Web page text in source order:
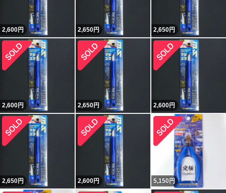
2,600円 2,650円 2,650円
2,600円 2,650円 2,600円
2,650円 2,600円 5,150 円